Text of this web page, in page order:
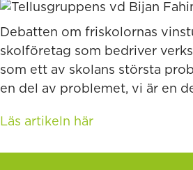
Debatten om friskolornas
skolföretag som bedriver
som ett av skolans största
en del av problemet, vi är en
Läs artikeln här